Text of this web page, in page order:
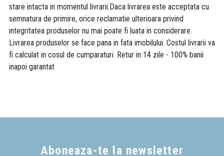
stare intacta in momentul livrarii.Daca livrarea este acceptata cu
semnatura de primire, orice reclamatie ulterioara privind
integritatea produselor nu mai poate fi luata in considerare.
Livrarea produselor se face pana in fata imobilului. Costul livrarii va
fi calculat in cosul de cumparaturi. Retur in 14 zile - 100% banii
inapoi garantat
Aboneaza-te la newsletter